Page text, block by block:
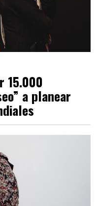
15.000
a planear